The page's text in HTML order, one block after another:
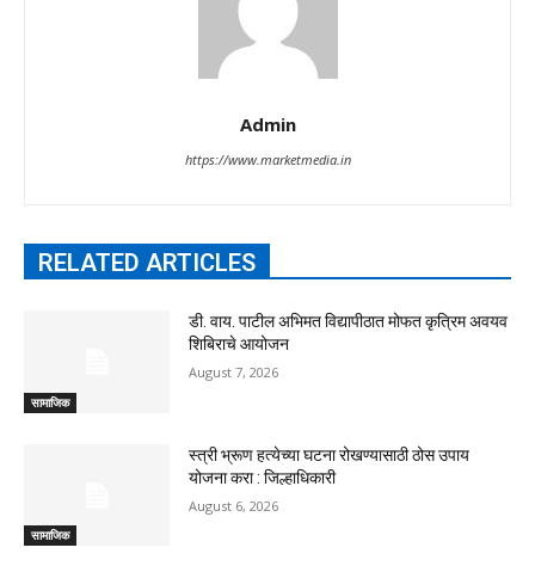
Admin
https://www.marketmedia.in
RELATED ARTICLES
सामाजिक
डी. वाय. पाटील अभिमत विद्यापीठात मोफत कृत्रिम अवयव
शिबिराचे आयोजन
August 7, 2026
सामाजिक
स्त्री भ्रूण हत्येच्या घटना रोखण्यासाठी ठोस उपाय
योजना करा : जिल्हाधिकारी
August 6, 2026